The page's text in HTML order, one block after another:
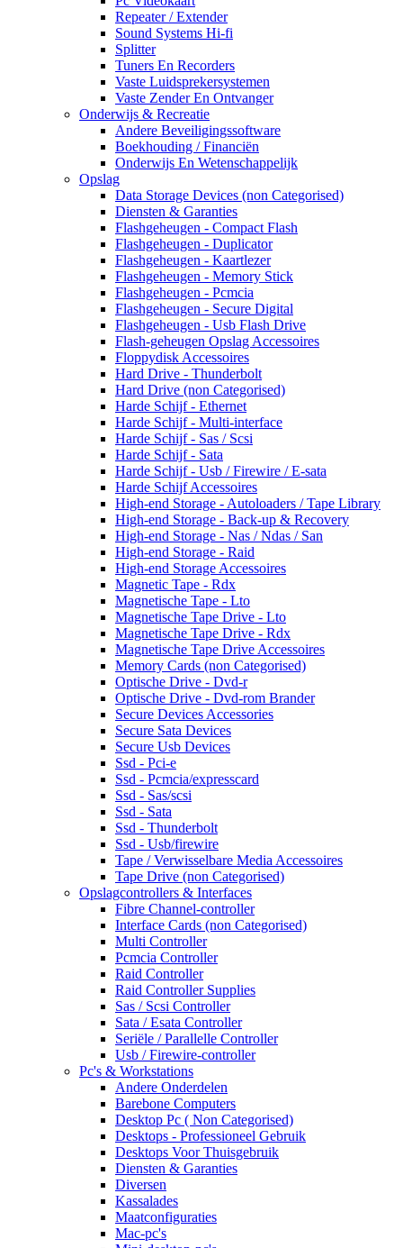
Repeater / Extender
Sound Systems Hi-fi
Splitter
Tuners En Recorders
Vaste Luidsprekersystemen
Vaste Zender En Ontvanger
Onderwijs & Recreatie
Andere Beveiligingssoftware
Boekhouding / Financiën
Onderwijs En Wetenschappelijk
Opslag
Data Storage Devices (non Categorised)
Diensten & Garanties
Flashgeheugen - Compact Flash
Flashgeheugen - Duplicator
Flashgeheugen - Kaartlezer
Flashgeheugen - Memory Stick
Flashgeheugen - Pcmcia
Flashgeheugen - Secure Digital
Flashgeheugen - Usb Flash Drive
Flash-geheugen Opslag Accessoires
Floppydisk Accessoires
Hard Drive - Thunderbolt
Hard Drive (non Categorised)
Harde Schijf - Ethernet
Harde Schijf - Multi-interface
Harde Schijf - Sas / Scsi
Harde Schijf - Sata
Harde Schijf - Usb / Firewire / E-sata
Harde Schijf Accessoires
High-end Storage - Autoloaders / Tape Library
High-end Storage - Back-up & Recovery
High-end Storage - Nas / Ndas / San
High-end Storage - Raid
High-end Storage Accessoires
Magnetic Tape - Rdx
Magnetische Tape - Lto
Magnetische Tape Drive - Lto
Magnetische Tape Drive - Rdx
Magnetische Tape Drive Accessoires
Memory Cards (non Categorised)
Optische Drive - Dvd-r
Optische Drive - Dvd-rom Brander
Secure Devices Accessories
Secure Sata Devices
Secure Usb Devices
Ssd - Pci-e
Ssd - Pcmcia/expresscard
Ssd - Sas/scsi
Ssd - Sata
Ssd - Thunderbolt
Ssd - Usb/firewire
Tape / Verwisselbare Media Accessoires
Tape Drive (non Categorised)
Opslagcontrollers & Interfaces
Fibre Channel-controller
Interface Cards (non Categorised)
Multi Controller
Pcmcia Controller
Raid Controller
Raid Controller Supplies
Sas / Scsi Controller
Sata / Esata Controller
Seriële / Parallelle Controller
Usb / Firewire-controller
Pc's & Workstations
Andere Onderdelen
Barebone Computers
Desktop Pc ( Non Categorised)
Desktops - Professioneel Gebruik
Desktops Voor Thuisgebruik
Diensten & Garanties
Diversen
Kassalades
Maatconfiguraties
Mac-pc's